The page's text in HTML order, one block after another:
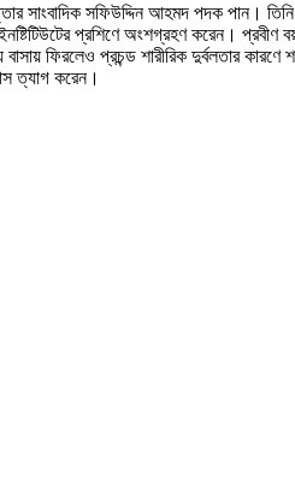
সাংবাদিক সফিউদ্দিন আহমদ পদক পান।
প্রশিণে অংশগ্রহণ করেন।
ফিরলেও প্রচন্ড শারীরিক দুর্বলতার
ত্যাগ করেন।